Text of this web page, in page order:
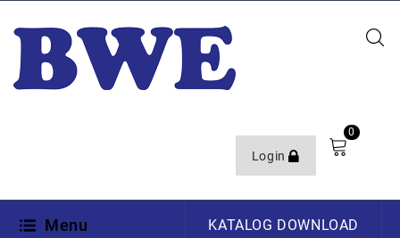
Login
0
Menu KATALOG DOWNLOAD